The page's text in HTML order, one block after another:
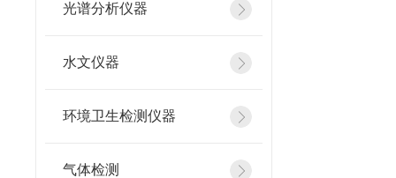
光谱分析仪器
水文仪器
环境卫生检测仪器
气体检测